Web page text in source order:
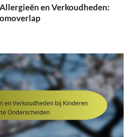
en Verkoudheden: